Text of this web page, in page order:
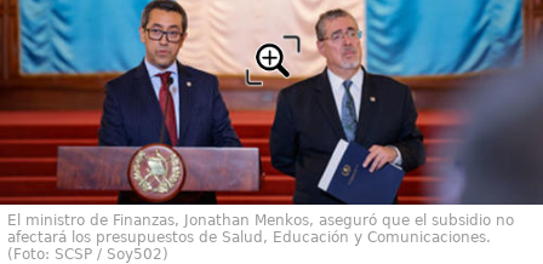
El ministro de Finanzas, Jonathan Menkos, aseguró que el subsidio no
afectará los presupuestos de Salud, Educación y Comunicaciones.
(Foto: SCSP / Soy502)